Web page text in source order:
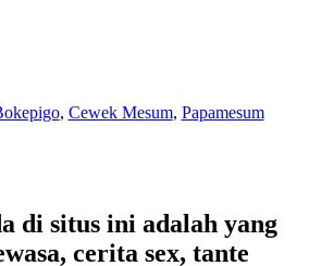
, Cewek Mesum, Papamesum
di situs ini adalah yang
cerita sex, tante